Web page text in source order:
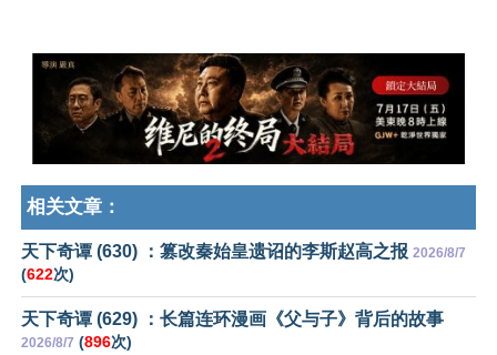
相关文章：
天下奇谭 (630) ：篡改秦始皇遗诏的李斯赵高之报 2026/8/7
(622次)
天下奇谭 (629) ：长篇连环漫画《父与子》背后的故事
2026/8/7 (896次)